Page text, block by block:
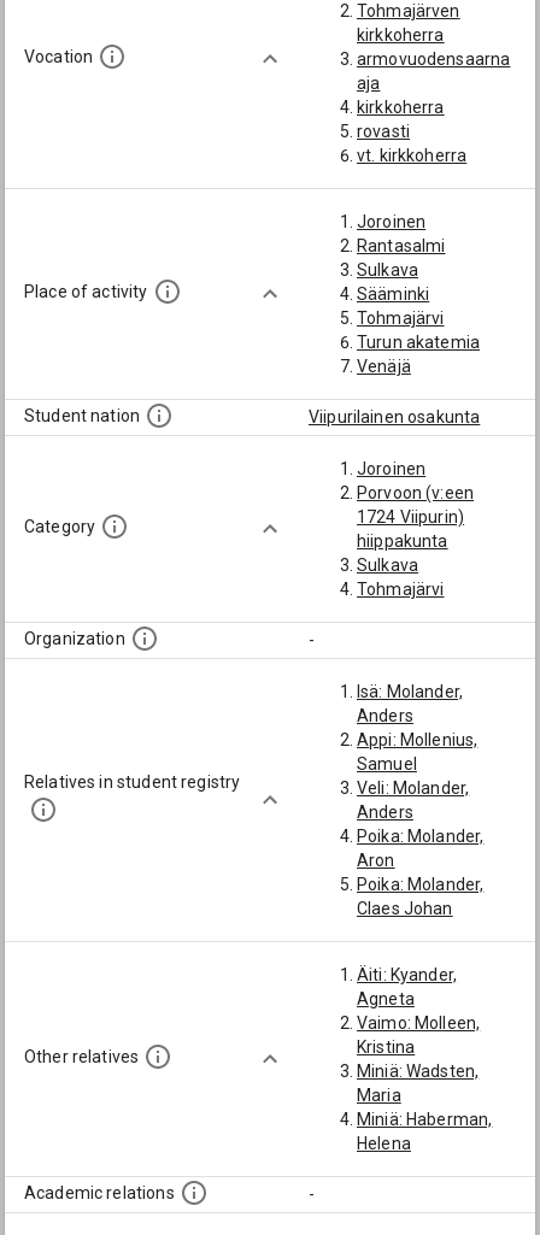
Vocation
Tohmajärven
kirkkoherra
armovuodensaarna
aja
kirkkoherra
rovasti
vt. kirkkoherra
Place of activity
Joroinen
Rantasalmi
Sulkava
Sääminki
Tohmajärvi
Turun akatemia
Venäjä
Student nation Viipurilainen osakunta
Category
Joroinen
Porvoon (v:een
1724 Viipurin)
hiippakunta
Sulkava
Tohmajärvi
Organization -
Relatives in student registry
Isä: Molander,
Anders
Appi: Mollenius,
Samuel
Veli: Molander,
Anders
Poika: Molander,
Aron
Poika: Molander,
Claes Johan
Tyttärenpoika:
Tawast, Torsten
Pojanpoika:
Molander, Johan
Pojanpoika:
Molander, Aron
Lapsenlapsenlapsi:
Nordenheim, Claes
Gabriel
Other relatives
Äiti: Kyander,
Agneta
Vaimo: Molleen,
Kristina
Miniä: Wadsten,
Maria
Miniä: Haberman,
Helena
Academic relations -